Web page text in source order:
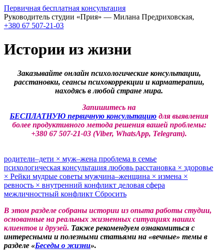
Первичная бесплатная консультация
Руководитель студии «Прия» — Милана Предриховская,
+380 67 507-21-03
Истории из жизни
Заказывайте онлайн психологические консультации,
расстановки, сеансы психокоррекции и карматерапии,
находясь в любой стране мира.
Запишитесь на
БЕСПЛАТНУЮ первичную консультацию для выявления
более продуктивного метода решения вашей проблемы:
+380 67 507-21-03 (Viber, WhatsApp, Telegram).
родители–дети × муж–жена проблема в семье
психологическая консультация любовь расстановка × здоровье
× Рейки мудрые советы мужчина–женщина × измена ×
ревность × внутренний конфликт деловая сфера
межличностный конфликт Сбросить
В этом разделе собраны истории из опыта работы студии,
основанные на реальных жизненных ситуациях наших
клиентов и друзей. Также рекомендуем ознакомиться с
интересными и полезными статьями на «вечные» темы в
разделе «Беседы о жизни».